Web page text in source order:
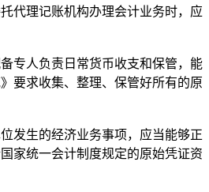
代理记账机构办理会计业务时，应
人负责日常货币收支和保管，能
要求收集、整理、保管好所有的原
生的经济业务事项，应当能够正
家统一会计制度规定的原始凭证资